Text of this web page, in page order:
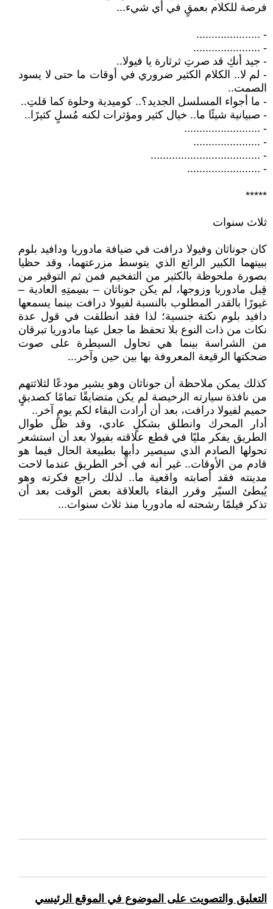
فرصة للكلام بعمقٍ في أي شيء...
- .....................
- ......................
- جيد أنكِ قد صرتِ ثرثارة يا فيولا..
- لم لا.. الكلام الكثير ضروري في أوقات ما حتى لا يسود
الصمت..
- ما أجواء المسلسل الجديد؟.. كوميدية وحلوة كما قلتِ..
- صبيانية شيئًا ما.. خيال كثير ومؤثرات لكنه مُسلٍ كثيرًا..
- .........................
- ......................
- ....................................
- ........................
*****
ثلاث سنوات
كان جوناثان وفيولا درافت في ضيافة مادوريا ودافيد بلوم
ببيتهما الكبير الرائع الذي يتوسط مزرعتهما، وقد حظيا
بصورة ملحوظة بالكثير من التفخيم فمن ثم التوقير من
قِبل مادوريا وزوجها، لم يكن جوناثان – بسِمتِهِ العادية –
غيورًا بالقدر المطلوب بالنسبة لفيولا درافت بينما يسمعها
دافيد بلوم نكتة جنسية؛ لذا فقد انطلقت في قول عدة
نكات من ذات النوع بلا تحفظ ما جعل عينا مادوريا تبرقان
من الشراسة بينما هي تحاول السيطرة على صوت
ضحكتها الرقيعة المعروفة بها بين حين وآخر...
كذلك يمكن ملاحظة أن جوناثان وهو يشير مودعًا لثلاثتهم
من نافذة سيارته الرخيصة لم يكن متضايقًا تمامًا كصديقٍ
حميم لفيولا درافت، بعد أن أرادت البقاء لكم يومٍ آخر..
أدار المحرك وانطلق بشكلٍ عادي، وقد ظل طوال
الطريق يفكر مليًا في قطع علاقته بفيولا بعد أن استشعر
تحولها الصادم الذي سيصير دأبها بطبيعة الحال فيما هو
قادم من الأوقات.. غير أنه في آخر الطريق عندما لاحت
مدينته فقد أصابته واقعية ما.. لذلك راجع فكرته وهو
يُبطئ السيّر وقرر البقاء بالعلاقة بعض الوقت بعد أن
تذكر فيلمًا رشحته له مادوريا منذ ثلاث سنوات...
التعليق والتصويت على الموضوع في الموقع الرئيسي